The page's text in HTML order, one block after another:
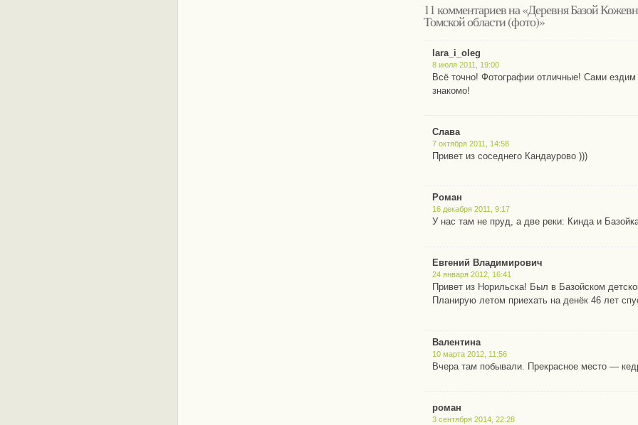
11 комментариев на «Деревня Базой
Томской области (фото)»
lara_i_oleg
8 июля 2011, 19:00
Всё точно! Фотографии отличные! Сами ездим
знакомо!
Слава
7 октября 2011, 14:58
Привет из соседнего Кандаурово )))
Роман
16 декабря 2011, 9:17
У нас там не пруд, а две реки: Кинда и
Евгений Владимирович
24 января 2012, 16:41
Привет из Норильска! Был в Базойском
Планирую летом приехать на денёк 46 лет
Валентина
10 марта 2012, 11:56
Вчера там побывали. Прекрасное место —
роман
3 сентября 2014, 22:28